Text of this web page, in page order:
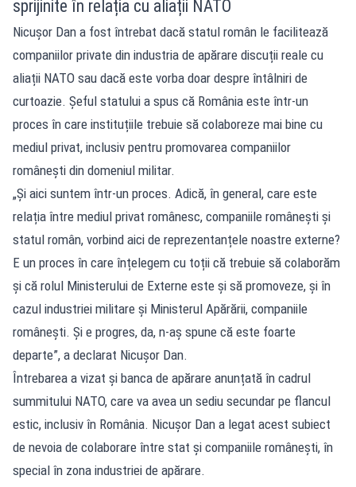
sprijinite în relația cu aliații NATO
Nicușor Dan a fost întrebat dacă statul român le facilitează
companiilor private din industria de apărare discuții reale cu
aliații NATO sau dacă este vorba doar despre întâlniri de
curtoazie. Șeful statului a spus că România este într-un
proces în care instituțiile trebuie să colaboreze mai bine cu
mediul privat, inclusiv pentru promovarea companiilor
românești din domeniul militar.
„Și aici suntem într-un proces. Adică, în general, care este
relația între mediul privat românesc, companiile românești și
statul român, vorbind aici de reprezentanțele noastre externe?
E un proces în care înțelegem cu toții că trebuie să colaborăm
și că rolul Ministerului de Externe este și să promoveze, și în
cazul industriei militare și Ministerul Apărării, companiile
românești. Și e progres, da, n-aș spune că este foarte
departe”, a declarat Nicușor Dan.
Întrebarea a vizat și banca de apărare anunțată în cadrul
summitului NATO, care va avea un sediu secundar pe flancul
estic, inclusiv în România. Nicușor Dan a legat acest subiect
de nevoia de colaborare între stat și companiile românești, în
special în zona industriei de apărare.